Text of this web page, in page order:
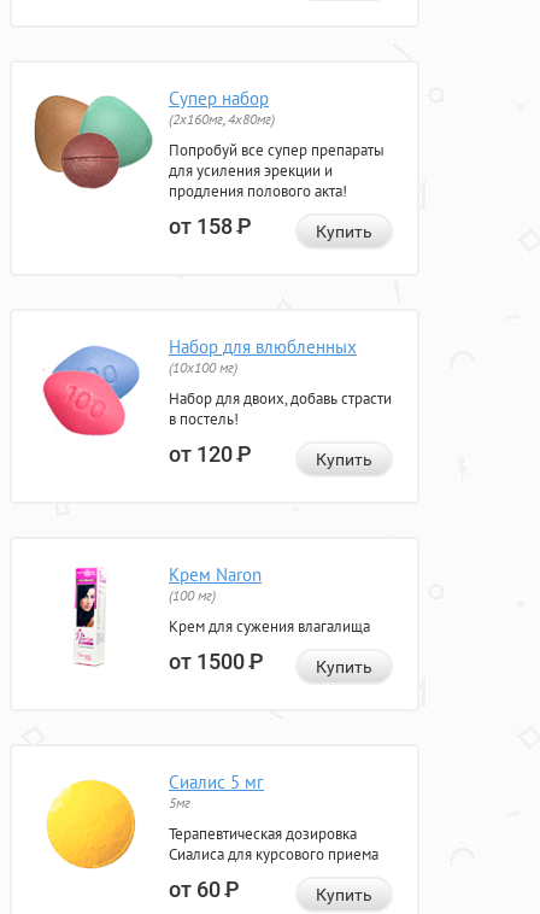
Супер набор
(2х160мг, 4х80мг)
Попробуй все супер препараты
для усиления эрекции и
продления полового акта!
от 158Р Купить
Набор для влюбленных
(10х100 мг)
Набор для двоих, добавь страсти
в постель!
от 120Р Купить
Крем Naron
(100 мг)
Крем для сужения влагалища
от 1500Р Купить
Сиалис 5 мг
5мг
Терапевтическая дозировка
Сиалиса для курсового приема
от 60Р Купить